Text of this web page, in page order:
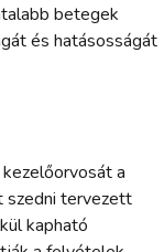
betegek
és hatásosságát
a
szedni tervezett
kapható